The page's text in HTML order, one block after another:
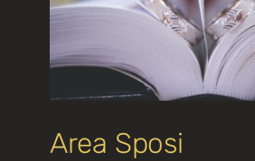
Area Sposi